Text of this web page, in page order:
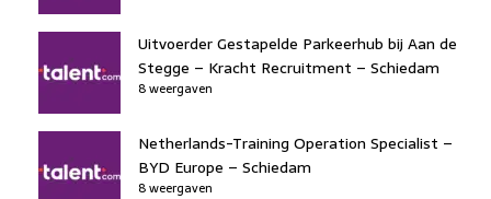
Uitvoerder Gestapelde Parkeerhub bij Aan de
Stegge – Kracht Recruitment – Schiedam
8 weergaven
Netherlands-Training Operation Specialist –
BYD Europe – Schiedam
8 weergaven